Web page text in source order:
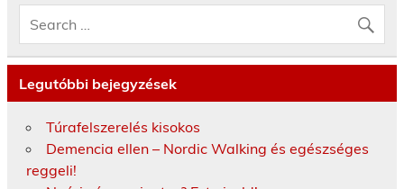
Legutóbbi bejegyzések
Túrafelszerelés kisokos
Demencia ellen – Nordic Walking és egészséges
reggeli!